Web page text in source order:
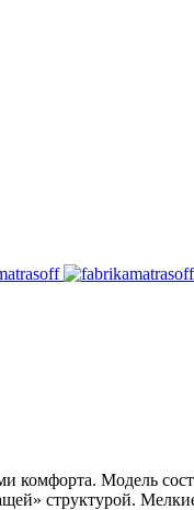
Модель
структурой.